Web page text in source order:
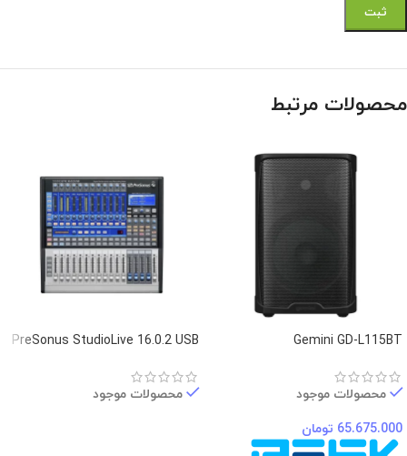
محصولات مرتبط
Gemini GD-L115BT
محصولات موجود
65.675.000 تومان
PreSonus StudioLive 16.0.2 USB
محصولات موجود